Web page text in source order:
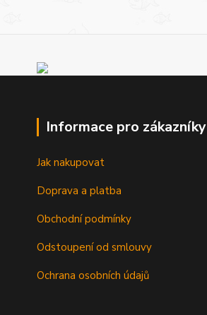
Informace pro zákazníky
Jak nakupovat
Doprava a platba
Obchodní podmínky
Odstoupení od smlouvy
Ochrana osobních údajů